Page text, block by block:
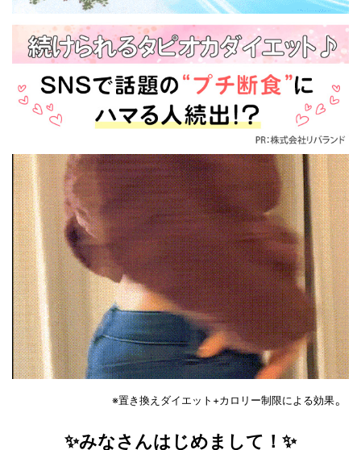
※置き換えダイエット+カロリー制限による効果。
✨みなさんはじめまして！✨